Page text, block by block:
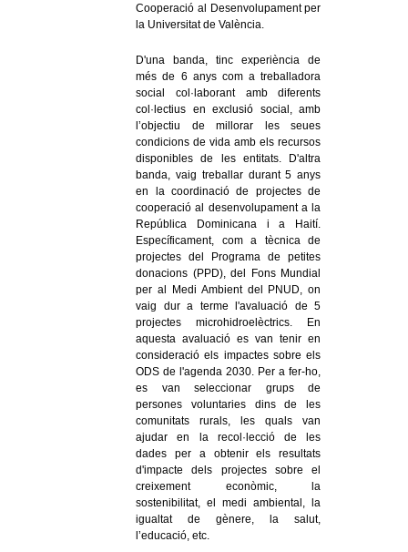
Cooperació al Desenvolupament per
la Universitat de València.
D'una banda, tinc experiència de
més de 6 anys com a treballadora
social col·laborant amb diferents
col·lectius en exclusió social, amb
l’objectiu de millorar les seues
condicions de vida amb els recursos
disponibles de les entitats. D'altra
banda, vaig treballar durant 5 anys
en la coordinació de projectes de
cooperació al desenvolupament a la
República Dominicana i a Haití.
Específicament, com a tècnica de
projectes del Programa de petites
donacions (PPD), del Fons Mundial
per al Medi Ambient del PNUD, on
vaig dur a terme l'avaluació de 5
projectes microhidroelèctrics. En
aquesta avaluació es van tenir en
consideració els impactes sobre els
ODS de l'agenda 2030. Per a fer-ho,
es van seleccionar grups de
persones voluntaries dins de les
comunitats rurals, les quals van
ajudar en la recol·lecció de les
dades per a obtenir els resultats
d'impacte dels projectes sobre el
creixement econòmic, la
sostenibilitat, el medi ambiental, la
igualtat de gènere, la salut,
l’educació, etc.